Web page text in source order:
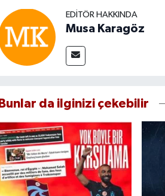
EDITÖR HAKKINDA
Musa Karagöz
Bunlar da ilginizi çekebilir